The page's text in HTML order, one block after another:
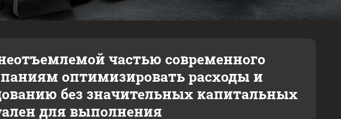
частью современного
оптимизировать расходы и
без значительных капитальных
для выполнения